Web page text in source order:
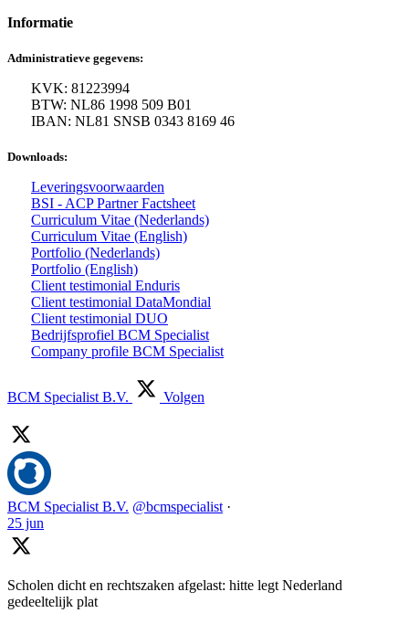
Informatie
Administratieve gegevens:
KVK: 81223994
BTW: NL86 1998 509 B01
IBAN: NL81 SNSB 0343 8169 46
Downloads:
Leveringsvoorwaarden
BSI - ACP Partner Factsheet
Curriculum Vitae (Nederlands)
Curriculum Vitae (English)
Portfolio (Nederlands)
Portfolio (English)
Client testimonial Enduris
Client testimonial DataMondial
Client testimonial DUO
Bedrijfsprofiel BCM Specialist
Company profile BCM Specialist
BCM Specialist B.V. Volgen
BCM Specialist B.V. @bcmspecialist ·
25 jun
Scholen dicht en rechtszaken afgelast: hitte legt Nederland
gedeeltelijk plat